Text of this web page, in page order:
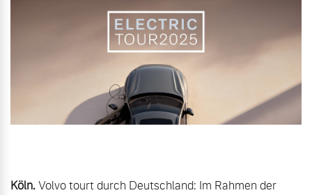
Aktuelle Zubehörangebote
Zubehörkatalog
Aktuelle Serviceangebote
Service by Volvo
Köln. Volvo tourt durch Deutschland: Im Rahmen der